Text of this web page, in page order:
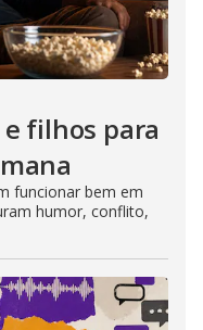
filhos para
funcionar bem em
humor, conflito,